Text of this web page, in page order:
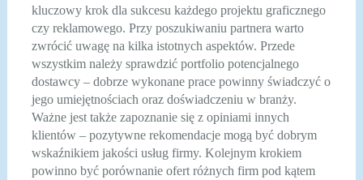
kluczowy krok dla sukcesu każdego projektu graficznego
czy reklamowego. Przy poszukiwaniu partnera warto
zwrócić uwagę na kilka istotnych aspektów. Przede
wszystkim należy sprawdzić portfolio potencjalnego
dostawcy – dobrze wykonane prace powinny świadczyć o
jego umiejętnościach oraz doświadczeniu w branży.
Ważne jest także zapoznanie się z opiniami innych
klientów – pozytywne rekomendacje mogą być dobrym
wskaźnikiem jakości usług firmy. Kolejnym krokiem
powinno być porównanie ofert różnych firm pod kątem